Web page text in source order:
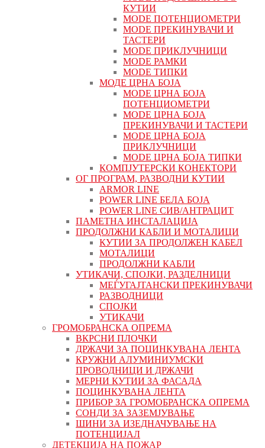
КУТИИ
MODE ПОТЕНЦИОМЕТРИ
MODE ПРEКИНУВАЧИ И
ТАСТЕРИ
MODE ПРИКЛУЧНИЦИ
MODE РАМКИ
MODE ТИПКИ
МОДЕ ЦРНА БОЈА
MODE ЦРНА БОЈА
ПОТЕНЦИОМЕТРИ
MODE ЦРНА БОЈА
ПРЕКИНУВАЧИ И ТАСТЕРИ
MODE ЦРНА БОЈА
ПРИКЛУЧНИЦИ
MODE ЦРНА БОЈА ТИПКИ
КОМПЈУТЕРСКИ КОНЕКТОРИ
ОГ ПРОГРАМ, РАЗВОДНИ КУТИИ
ARMOR LINE
POWER LINE БЕЛА БОЈА
POWER LINE СИВ/АНТРАЦИТ
ПАМЕТНА ИНСТАЛАЦИЈА
ПРОДОЛЖНИ КАБЛИ И МОТАЛИЦИ
КУТИИ ЗА ПРОДОЛЖЕН КАБЕЛ
МОТАЛИЦИ
ПРОДОЛЖНИ КАБЛИ
УТИКАЧИ, СПОЈКИ, РАЗДЕЛНИЦИ
МЕЃУГАЈТАНСКИ ПРЕКИНУВАЧИ
РАЗВОДНИЦИ
СПОЈКИ
УТИКАЧИ
ГРОМОБРАНСКА ОПРЕМА
ВКРСНИ ПЛОЧКИ
ДРЖАЧИ ЗА ПОЦИНКУВАНА ЛЕНТА
КРУЖНИ АЛУМИНИУМСКИ
ПРОВОДНИЦИ И ДРЖАЧИ
МЕРНИ КУТИИ ЗА ФАСАДА
ПОЦИНКУВАНА ЛЕНТА
ПРИБОР ЗА ГРОМОБРАНСКА ОПРЕМА
СОНДИ ЗА ЗАЗЕМЈУВАЊЕ
ШИНИ ЗА ИЗЕДНАЧУВАЊЕ НА
ПОТЕНЦИЈАЛ
ДЕТЕКЦИЈА НА ПОЖАР